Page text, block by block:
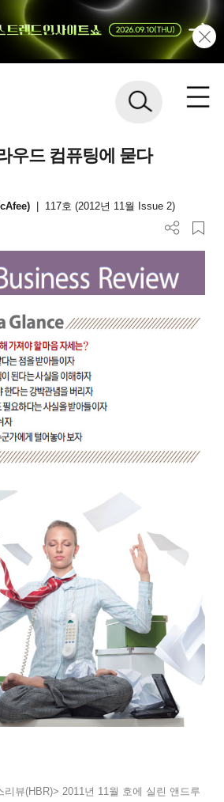
우드 컴퓨팅에 묻다
117호 (2012년 11월 Issue 2)
리뷰(HBR)> 2011년 11월 호에 실린 앤드루